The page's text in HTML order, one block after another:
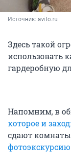
Источник: avito.ru
Здесь такой
использовать
гардеробную
Напомним, в
которое и
сдают
фотоэкскурсию